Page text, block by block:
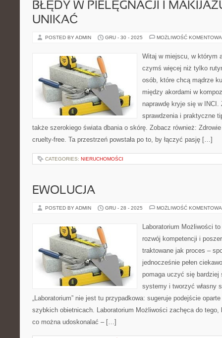
BŁĘDY W PIELĘGNACJI I
UNIKAĆ
POSTED BY ADMIN GRU - 30 - 2025 MOŻLIWOŚĆ
Witaj w miejscu, w którym
czymś więcej niż tylko
osób, które chcą mądrze
między akordami w
naprawdę kryje się w
sprawdzenia i praktyczne
także szerokiego świata dbania o skórę. Zobacz również:
cruelty-free. Ta przestrzeń powstała po to, by łączyć pasję […]
CATEGORIES: NIERUCHOMOŚCI
EWOLUCJA
POSTED BY ADMIN GRU - 28 - 2025 MOŻLIWOŚĆ
Laboratorium Możliwości
rozwój kompetencji i
traktowane jak proces –
jednocześnie pełen
pomaga uczyć się bardziej
systemy i tworzyć własny
„Laboratorium” nie jest tu przypadkowa: sugeruje podejście
szybkich obietnicach. Laboratorium Możliwości zachęca do
co można udoskonalać – […]